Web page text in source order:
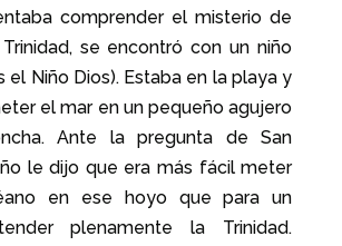
comprender el misterio de
se encontró con un niño
el Niño Dios). Estaba en la playa y
el mar en un pequeño agujero
Ante la pregunta de San
le dijo que era más fácil meter
en ese hoyo que para un
plenamente la Trinidad.